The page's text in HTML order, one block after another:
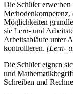
Die Schüler erwerben
Methodenkompetenz,
Möglichkeiten
sie Lern- und
Arbeitsabläufe unter
kontrollieren. [Lern-
Die Schüler eignen
und
Schreiben und